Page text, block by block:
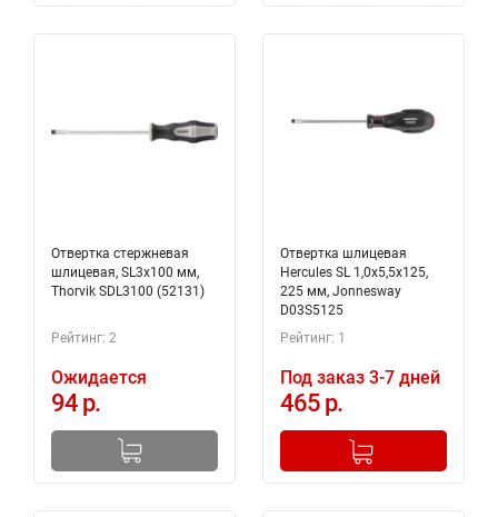
Отвертка стержневая
шлицевая, SL3х100 мм,
Thorvik SDL3100 (52131)
Рейтинг: 2
Ожидается
94 р.
Отвертка шлицевая
Hercules SL 1,0х5,5х125,
225 мм, Jonnesway
D03S5125
Рейтинг: 1
Под заказ 3-7 дней
465 р.
+
Добавлено в корзину